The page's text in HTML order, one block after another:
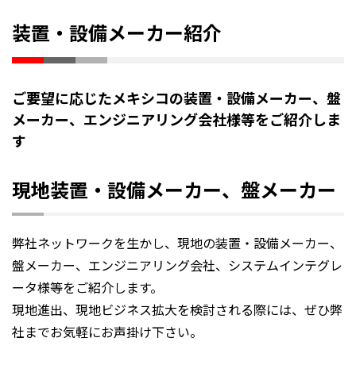
装置・設備メーカー紹介
ご要望に応じたメキシコの装置・設備メーカー、盤
メーカー、エンジニアリング会社様等をご紹介しま
す
現地装置・設備メーカー、盤メーカー
弊社ネットワークを生かし、現地の装置・設備メーカー、
盤メーカー、エンジニアリング会社、システムインテグレ
ータ様等をご紹介します。
現地進出、現地ビジネス拡大を検討される際には、ぜひ弊
社までお気軽にお声掛け下さい。